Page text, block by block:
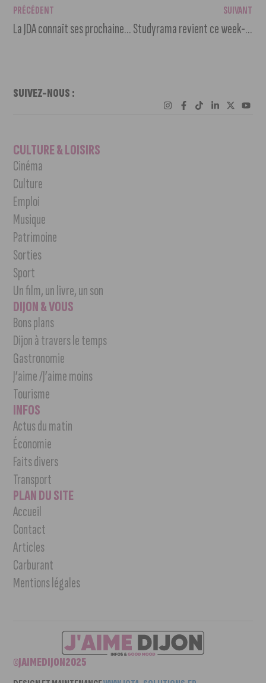
PRÉCÉDENT
La JDA connaît ses prochaines adversaires en Coupe d’Europe
SUIVANT
Studyrama revient ce week-end au Parc des Expositions
SUIVEZ-NOUS :
CULTURE & LOISIRS
Cinéma
Culture
Emploi
Musique
Patrimoine
Sorties
Sport
Un film, un livre, un son
DIJON & VOUS
Bons plans
Dijon à travers le temps
Gastronomie
J’aime /J’aime moins
Tourisme
INFOS
Actus du matin
Économie
Faits divers
Transport
PLAN DU SITE
Accueil
Contact
Articles
Carburant
Mentions légales
©JAIMEDIJON2025